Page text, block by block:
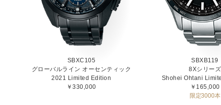
SBXC105
グローバルライン オーセンティック
2021 Limited Edition
￥330,000
SBXB119
8Xシリーズ
Shohei Ohtani
￥165,000
限定3000本